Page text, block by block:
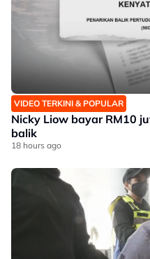
VIDEO TERKINI & POPULAR
Nicky Liow bayar RM10
balik
18 hours ago